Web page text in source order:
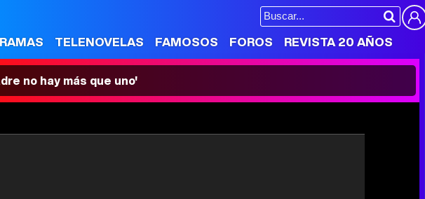
TELENOVELAS FAMOSOS FOROS REVISTA 20 AÑOS
no hay más que uno'